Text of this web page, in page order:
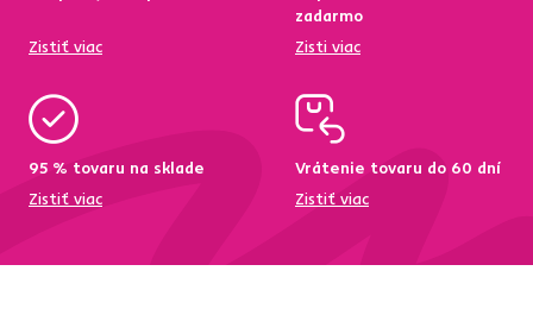
Zistiť viac
zadarmo
Zisti viac
95 % tovaru na sklade
Zistiť viac
Vrátenie tovaru do 60 dní
Zistiť viac